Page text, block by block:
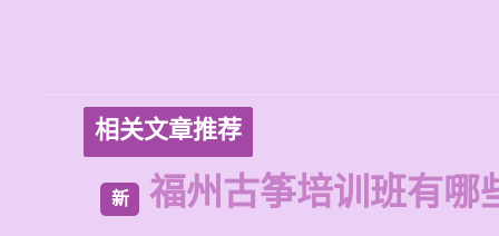
相关文章推荐
新 福州古筝培训班有哪